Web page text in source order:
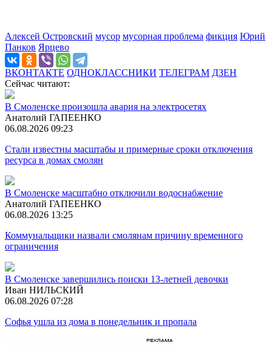
Алексей Островский мусор мусорная проблема фикция Юрий
Панков Ярцево
ВКОНТАКТЕ ОДНОКЛАССНИКИ ТЕЛЕГРАМ ДЗЕН
Сейчас читают:
В Смоленске произошла авария на электросетях
Анатолий ГАПЕЕНКО
06.08.2026 09:23
Стали известны масштабы и примерные сроки отключения
ресурса в домах смолян
В Смоленске масштабно отключили водоснабжение
Анатолий ГАПЕЕНКО
06.08.2026 13:25
Коммунальщики назвали смолянам причину временного
ограничения
В Смоленске завершились поиски 13-летней девочки
Иван НИЛЬСКИЙ
06.08.2026 07:28
Софья ушла из дома в понедельник и пропала